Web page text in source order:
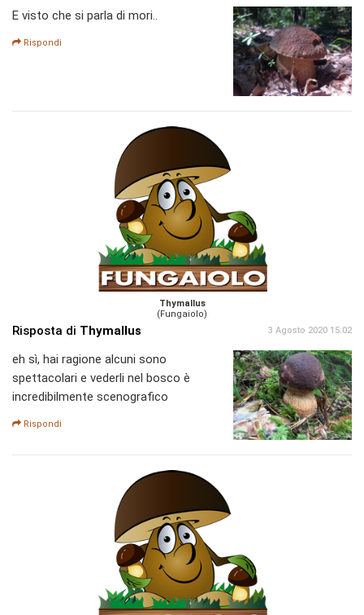
E visto che si parla di mori..
Rispondi
Thymallus
(Fungaiolo)
Risposta di Thymallus 3 Agosto 2020 15:02
eh sì, hai ragione alcuni sono
spettacolari e vederli nel bosco è
incredibilmente scenografico
Rispondi